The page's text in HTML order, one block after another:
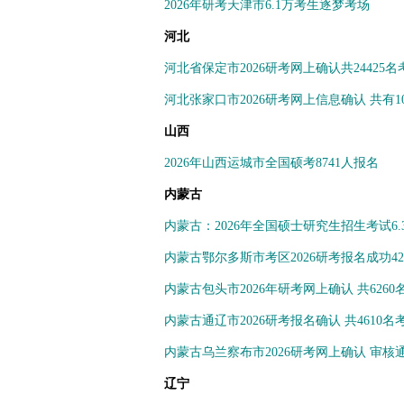
2026年研考天津市6.1万考生逐梦考场
河北
河北省保定市2026研考网上确认共24425名
河北张家口市2026研考网上信息确认 共有
山西
2026年山西运城市全国硕考8741人报名
内蒙古
内蒙古：2026年全国硕士研究生招生考试
内蒙古鄂尔多斯市考区2026研考报名成功
内蒙古包头市2026年研考网上确认 共6260
内蒙古通辽市2026研考报名确认 共4610名
内蒙古乌兰察布市2026研考网上确认 审核
辽宁